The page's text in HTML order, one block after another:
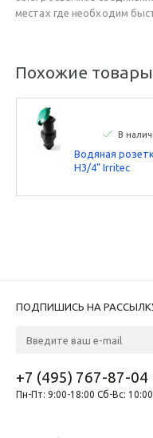
местах где необходим
Похожие товары
В
Водяная
Н3/4" Irritec
ПОДПИШИСЬ НА
+7 (495) 767-87-04
Пн-Пт: 9:00-18:00 Сб-Вс: